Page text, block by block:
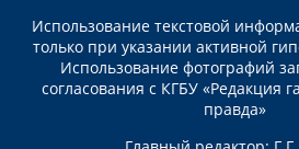
Использование текстовой
только при указании активной
Использование фотографий
согласования с КГБУ «Редакция
правда»